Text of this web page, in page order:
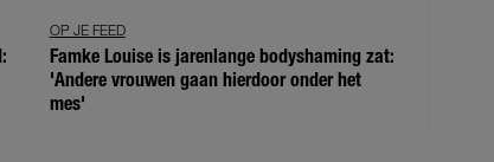
OP JE FEED
Famke Louise is jarenlange bodyshaming zat:
'Andere vrouwen gaan hierdoor onder het
mes'